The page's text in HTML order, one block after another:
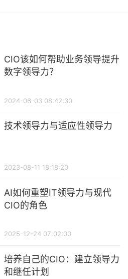
CIO该如何帮助业务领导提升
数字领导力？
2024-06-03 08:42:30
技术领导力与适应性领导力
2023-08-11 18:18:20
AI如何重塑IT领导力与现代
CIO的角色
2025-12-24 07:02:00
培养自己的CIO：建立领导力
和继任计划